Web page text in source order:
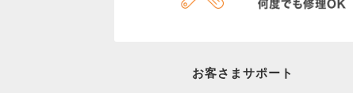
お客さまサポート